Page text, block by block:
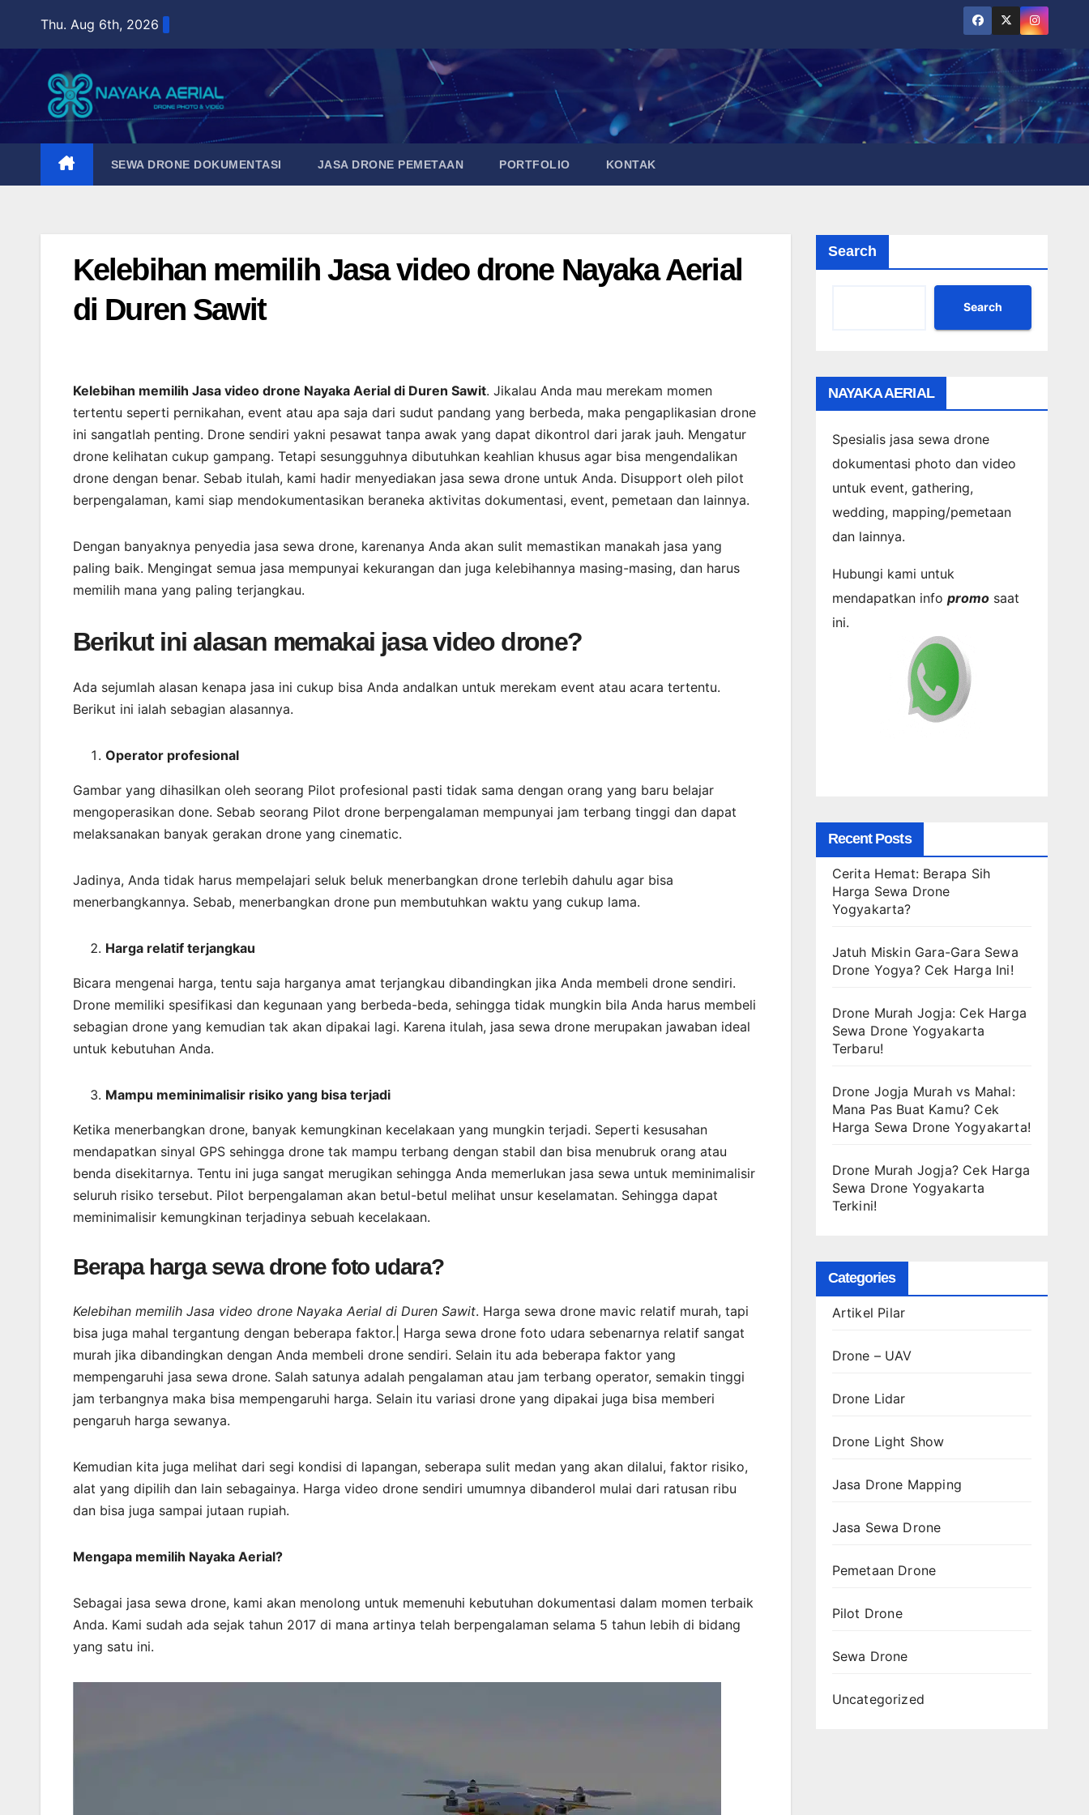
content
Thu. Aug 6th, 2026
SEWA DRONE DOKUMENTASI JASA DRONE PEMETAAN PORTFOLIO KONTAK
Kelebihan memilih Jasa video drone Nayaka Aerial
di Duren Sawit
Kelebihan memilih Jasa video drone Nayaka Aerial di Duren Sawit. Jikalau Anda mau merekam momen
tertentu seperti pernikahan, event atau apa saja dari sudut pandang yang berbeda, maka pengaplikasian drone
ini sangatlah penting. Drone sendiri yakni pesawat tanpa awak yang dapat dikontrol dari jarak jauh. Mengatur
drone kelihatan cukup gampang. Tetapi sesungguhnya dibutuhkan keahlian khusus agar bisa mengendalikan
drone dengan benar. Sebab itulah, kami hadir menyediakan jasa sewa drone untuk Anda. Disupport oleh pilot
berpengalaman, kami siap mendokumentasikan beraneka aktivitas dokumentasi, event, pemetaan dan lainnya.
Dengan banyaknya penyedia jasa sewa drone, karenanya Anda akan sulit memastikan manakah jasa yang
paling baik. Mengingat semua jasa mempunyai kekurangan dan juga kelebihannya masing-masing, dan harus
memilih mana yang paling terjangkau.
Berikut ini alasan memakai jasa video drone?
Ada sejumlah alasan kenapa jasa ini cukup bisa Anda andalkan untuk merekam event atau acara tertentu.
Berikut ini ialah sebagian alasannya.
Operator profesional
Gambar yang dihasilkan oleh seorang Pilot profesional pasti tidak sama dengan orang yang baru belajar
mengoperasikan done. Sebab seorang Pilot drone berpengalaman mempunyai jam terbang tinggi dan dapat
melaksanakan banyak gerakan drone yang cinematic.
Jadinya, Anda tidak harus mempelajari seluk beluk menerbangkan drone terlebih dahulu agar bisa
menerbangkannya. Sebab, menerbangkan drone pun membutuhkan waktu yang cukup lama.
Harga relatif terjangkau
Bicara mengenai harga, tentu saja harganya amat terjangkau dibandingkan jika Anda membeli drone sendiri.
Drone memiliki spesifikasi dan kegunaan yang berbeda-beda, sehingga tidak mungkin bila Anda harus membeli
sebagian drone yang kemudian tak akan dipakai lagi. Karena itulah, jasa sewa drone merupakan jawaban ideal
untuk kebutuhan Anda.
Mampu meminimalisir risiko yang bisa terjadi
Ketika menerbangkan drone, banyak kemungkinan kecelakaan yang mungkin terjadi. Seperti kesusahan
mendapatkan sinyal GPS sehingga drone tak mampu terbang dengan stabil dan bisa menubruk orang atau
benda disekitarnya. Tentu ini juga sangat merugikan sehingga Anda memerlukan jasa sewa untuk meminimalisir
seluruh risiko tersebut. Pilot berpengalaman akan betul-betul melihat unsur keselamatan. Sehingga dapat
meminimalisir kemungkinan terjadinya sebuah kecelakaan.
Berapa harga sewa drone foto udara?
Kelebihan memilih Jasa video drone Nayaka Aerial di Duren Sawit. Harga sewa drone mavic relatif murah, tapi
bisa juga mahal tergantung dengan beberapa faktor.| Harga sewa drone foto udara sebenarnya relatif sangat
murah jika dibandingkan dengan Anda membeli drone sendiri. Selain itu ada beberapa faktor yang
mempengaruhi jasa sewa drone. Salah satunya adalah pengalaman atau jam terbang operator, semakin tinggi
jam terbangnya maka bisa mempengaruhi harga. Selain itu variasi drone yang dipakai juga bisa memberi
pengaruh harga sewanya.
Kemudian kita juga melihat dari segi kondisi di lapangan, seberapa sulit medan yang akan dilalui, faktor risiko,
alat yang dipilih dan lain sebagainya. Harga video drone sendiri umumnya dibanderol mulai dari ratusan ribu
dan bisa juga sampai jutaan rupiah.
Mengapa memilih Nayaka Aerial?
Sebagai jasa sewa drone, kami akan menolong untuk memenuhi kebutuhan dokumentasi dalam momen terbaik
Anda. Kami sudah ada sejak tahun 2017 di mana artinya telah berpengalaman selama 5 tahun lebih di bidang
yang satu ini.
Search
Search
NAYAKA AERIAL
Spesialis jasa sewa drone
dokumentasi photo dan video
untuk event, gathering,
wedding, mapping/pemetaan
dan lainnya.
Hubungi kami untuk
mendapatkan info promosaat
ini.
Recent Posts
Cerita Hemat: Berapa Sih
Harga Sewa Drone
Yogyakarta?
Jatuh Miskin Gara-Gara Sewa
Drone Yogya? Cek Harga Ini!
Drone Murah Jogja: Cek Harga
Sewa Drone Yogyakarta
Terbaru!
Drone Jogja Murah vs Mahal:
Mana Pas Buat Kamu? Cek
Harga Sewa Drone Yogyakarta!
Drone Murah Jogja? Cek Harga
Sewa Drone Yogyakarta
Terkini!
Categories
Artikel Pilar
Drone – UAV
Drone Lidar
Drone Light Show
Jasa Drone Mapping
Jasa Sewa Drone
Pemetaan Drone
Pilot Drone
Sewa Drone
Uncategorized